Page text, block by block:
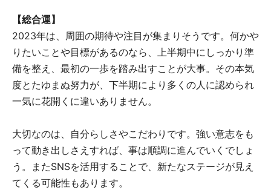
【総合運】
2023年は、周囲の期待や注目が集まりそうです。何かや
りたいことや目標があるのなら、上半期中にしっかり準
備を整え、最初の一歩を踏み出すことが大事。その本気
度とたゆまぬ努力が、下半期により多くの人に認められ
一気に花開くに違いありません。
大切なのは、自分らしさやこだわりです。強い意志をも
って動き出しさえすれば、事は順調に進んでいくでしょ
う。またSNSを活用することで、新たなステージが見え
てくる可能性もあります。